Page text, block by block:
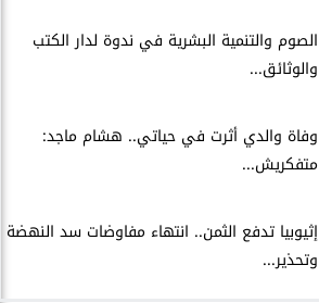
الصوم والتنمية البشرية في ندوة لدار الكتب
والوثائق...
وفاة والدي أثرت في حياتي.. هشام ماجد:
متفكريش...
إثيوبيا تدفع الثمن.. انتهاء مفاوضات سد النهضة
وتحذير...